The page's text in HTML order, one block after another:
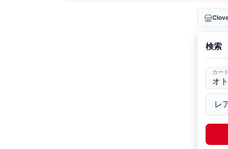
検索
カー